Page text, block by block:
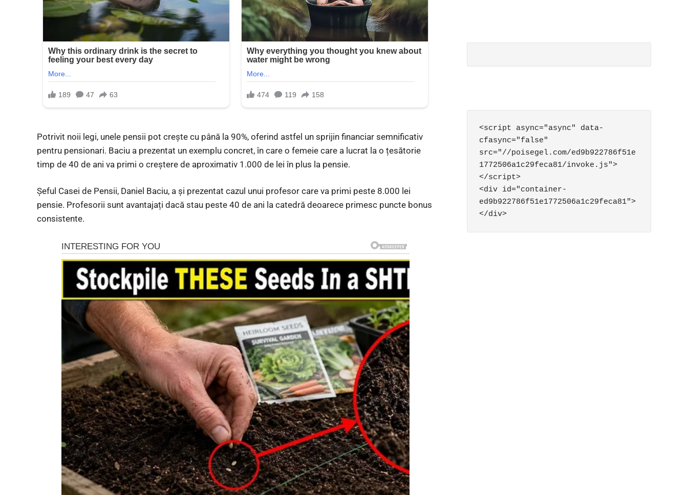
Potrivit noii legi, unele pensii pot crește cu până la 90%, oferind astfel un sprijin financiar semnificativ
pentru pensionari. Baciu a prezentat un exemplu concret, în care o femeie care a lucrat la o țesătorie
timp de 40 de ani va primi o creștere de aproximativ 1.000 de lei în plus la pensie.
Șeful Casei de Pensii, Daniel Baciu, a și prezentat cazul unui profesor care va primi peste 8.000 lei
pensie. Profesorii sunt avantajați dacă stau peste 40 de ani la catedră deoarece primesc puncte bonus
consistente.
<script async="async" data-
cfasync="false"
src="//poisegel.com/ed9b922786f51e
1772506a1c29feca81/invoke.js">
</script>
<div id="container-
ed9b922786f51e1772506a1c29feca81">
</div>